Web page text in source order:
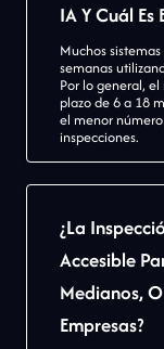
IA Y Cuál
Muchos
semanas
Por lo general,
plazo de 6 a 18
el menor
inspecciones.
¿La
Accesible
Medianos,
Empresas?